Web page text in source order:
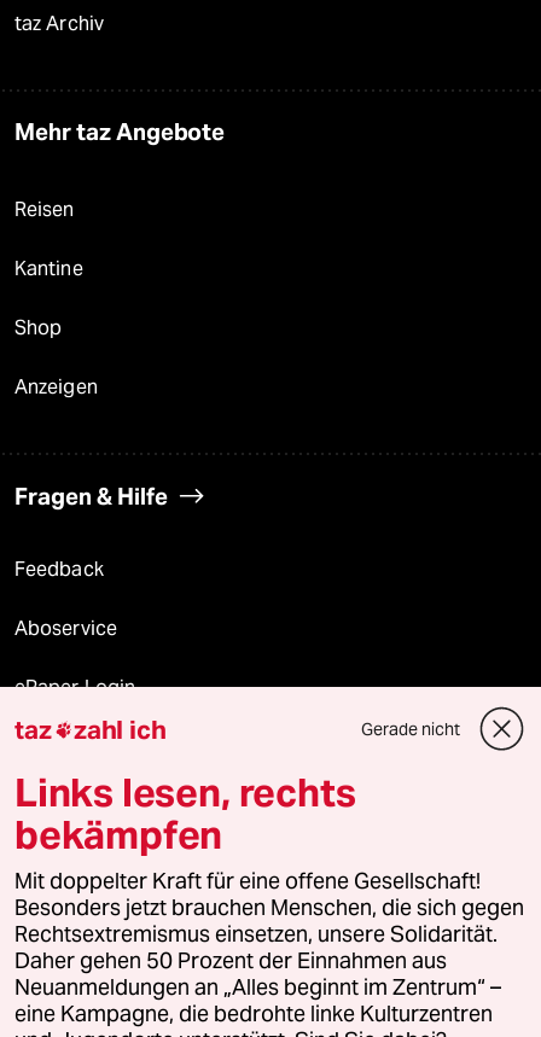
taz Archiv
Mehr taz Angebote
Reisen
Kantine
Shop
Anzeigen
Fragen & Hilfe
Feedback
Aboservice
ePaper Login
Downloads für Abonnierende
© 2026 taz Verlags und Vertriebs GmbH
Alle Rechte vorbehalten. Bei rechtlichen Fragen oder für Genehmigungen
wenden Sie sich bitte an
lizenzen@taz.de
Feedback Redaktionsstatut Kommune-Richtlinien
Leitlinie Informant Datenschutz Impressum AGB
taz zahl ich Gerade nicht
Links lesen, rechts
bekämpfen
Mit doppelter Kraft für eine offene Gesellschaft!
Besonders jetzt brauchen Menschen, die sich gegen
Rechtsextremismus einsetzen, unsere Solidarität.
Daher gehen 50 Prozent der Einnahmen aus
Neuanmeldungen an „Alles beginnt im Zentrum“ –
eine Kampagne, die bedrohte linke Kulturzentren